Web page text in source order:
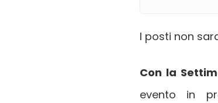
I posti non
Con la
evento in